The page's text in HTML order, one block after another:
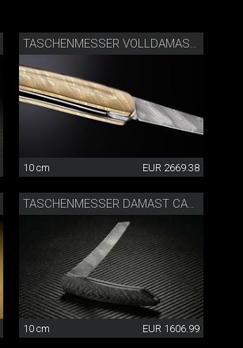
TASCHENMESSER VOLLDAMAST GOLDFARBIG
10 cm EUR 2669.38
TASCHENMESSER DAMAST CARBON
10 cm EUR 1606.99